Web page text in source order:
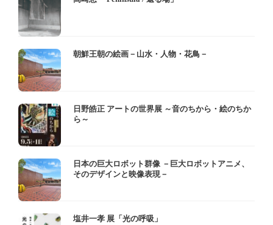
朝鮮王朝の絵画－山水・人物・花鳥－
日野皓正 アートの世界展 ～音のちから・絵のちか
ら～
日本の巨大ロボット群像 －巨大ロボットアニメ、
そのデザインと映像表現－
塩井一孝 展「光の呼吸」